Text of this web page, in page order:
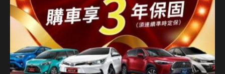
生的衝擊。 回想年少時期，3系列總是同學、朋友們追求的夢
想，直到踏入社會、甚至步入壯年，與朋友聊車也總少不了3
系列這話題。而甫…